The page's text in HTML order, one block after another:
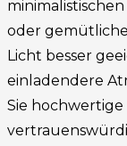
oder
Licht besser
einladendere
Sie hochwertige